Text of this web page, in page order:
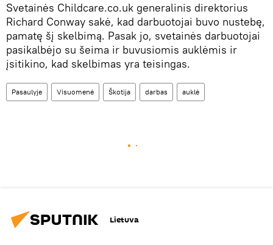
Svetainės Childcare.co.uk generalinis direktorius
Richard Conway sakė, kad darbuotojai buvo nustebę,
pamatę šį skelbimą. Pasak jo, svetainės darbuotojai
pasikalbėjo su šeima ir buvusiomis auklėmis ir
įsitikino, kad skelbimas yra teisingas.
Pasaulyje Visuomenė Škotija darbas auklė
Lietuva